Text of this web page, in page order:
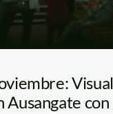
Ausangate